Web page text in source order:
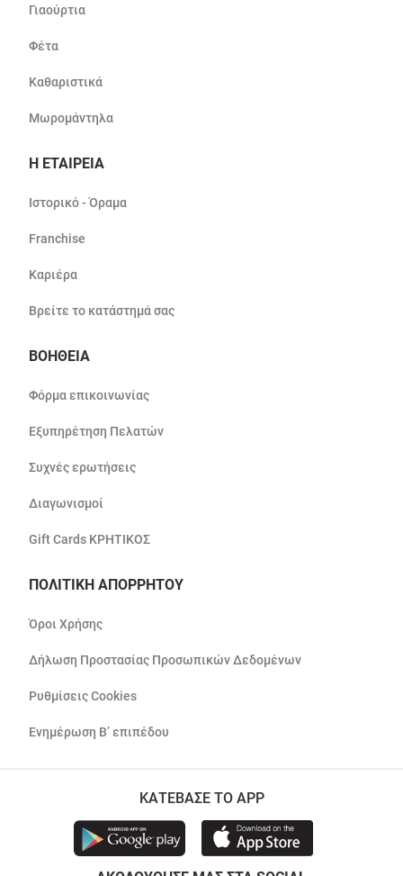
Γιαούρτια
Φέτα
Καθαριστικά
Μωρομάντηλα
Η ΕΤΑΙΡΕΙΑ
Ιστορικό - Όραμα
Franchise
Καριέρα
Βρείτε το κατάστημά σας
ΒΟΗΘΕΙΑ
Φόρμα επικοινωνίας
Εξυπηρέτηση Πελατών
Συχνές ερωτήσεις
Διαγωνισμοί
Gift Cards ΚΡΗΤΙΚΟΣ
ΠΟΛΙΤΙΚΗ ΑΠΟΡΡΗΤΟΥ
Όροι Χρήσης
Δήλωση Προστασίας Προσωπικών Δεδομένων
Ρυθμίσεις Cookies
Ενημέρωση Β’ επιπέδου
ΚΑΤΕΒΑΣΕ ΤΟ APP